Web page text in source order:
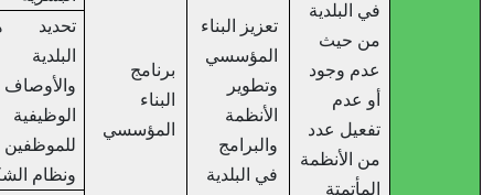
في البلدية
من حيث
عدم وجود
تفعيل عدد
من الأنظمة
تعزيز البناء
المؤسسي
وتطوير
والبرامج
في البلدية
برنامج
البناء
المؤسسي
تحديد هيكلية
والأوصاف
الوظيفية
للموظفين
ونظام الشكاوي